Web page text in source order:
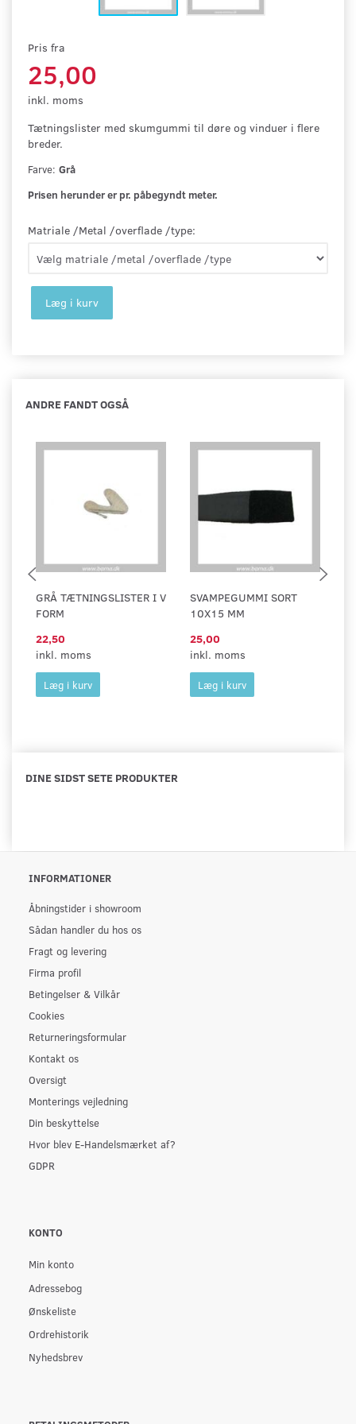
Pris fra
25,00
inkl. moms
Tætningslister med skumgummi til døre og vinduer i flere
breder.
Farve: Grå
Prisen herunder er pr. påbegyndt meter.
Matriale /Metal /overflade /type:
Læg i kurv
ANDRE FANDT OGSÅ
GRÅ TÆTNINGSLISTER I V
FORM
22,50
inkl. moms
Læg i kurv
SVAMPEGUMMI SORT
10X15 MM
25,00
inkl. moms
Læg i kurv
DINE SIDST SETE PRODUKTER
INFORMATIONER
Åbningstider i showroom
Sådan handler du hos os
Fragt og levering
Firma profil
Betingelser & Vilkår
Cookies
Returneringsformular
Kontakt os
Oversigt
Monterings vejledning
Din beskyttelse
Hvor blev E-Handelsmærket af?
GDPR
KONTO
Min konto
Adressebog
Ønskeliste
Ordrehistorik
Nyhedsbrev